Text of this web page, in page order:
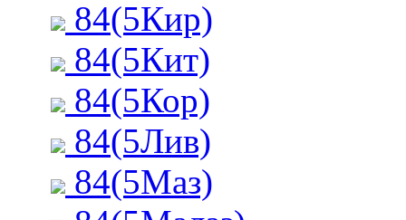
84(5Кир)
84(5Кит)
84(5Кор)
84(5Лив)
84(5Маз)